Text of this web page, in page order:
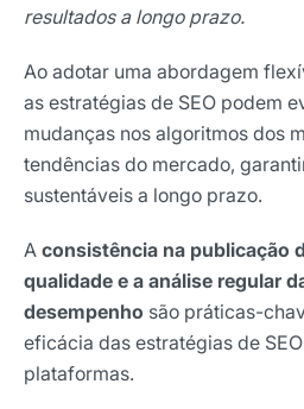
resultados a longo prazo.
Ao adotar uma abordagem
as estratégias de SEO podem
mudanças nos algoritmos dos
tendências do mercado,
sustentáveis a longo prazo.
A consistência na publicação
qualidade e a análise regular
desempenho são práticas-
eficácia das estratégias de
plataformas.